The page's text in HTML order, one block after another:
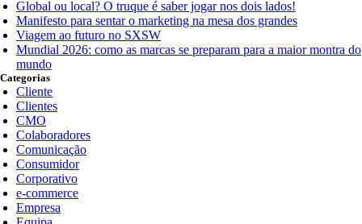
Global ou local? O truque é saber jogar nos dois lados!
Manifesto para sentar o marketing na mesa dos grandes
Viagem ao futuro no SXSW
Mundial 2026: como as marcas se preparam para a maior montra do
mundo
Categorias
Cliente
Clientes
CMO
Colaboradores
Comunicação
Consumidor
Corporativo
e-commerce
Empresa